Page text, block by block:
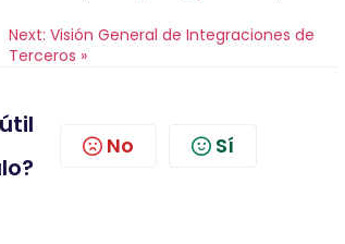
Next: Visión General de Integraciones de
Terceros »
No Sí